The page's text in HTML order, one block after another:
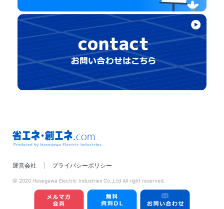
Produced by
Hasegawa Electric
Industries.
運営会社 プライバシーポリシー
@ 2020 Hasegawa Electric Industries Co.,Ltd All right reserved.